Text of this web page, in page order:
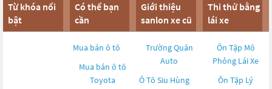
Từ khóa nổi
bật
Có thể bạn
cần
Mua bán ô tô
Mua bán ô tô
Toyota
Giới thiệu
sanlon xe cũ
Trường Quân
Auto
Ô Tô Siu Hùng
Thi thử bằng
lái xe
Ôn Tập Mô
Phỏng Lái Xe
Ôn Tập Lý